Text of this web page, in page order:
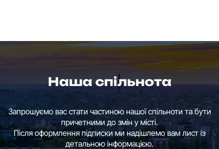
Наша спільнота
Запрошуємо вас стати частиною нашої спільноти та бути
причетними до змін у місті.
Після оформлення підписки ми надішлемо вам лист із
детальною інформацією.